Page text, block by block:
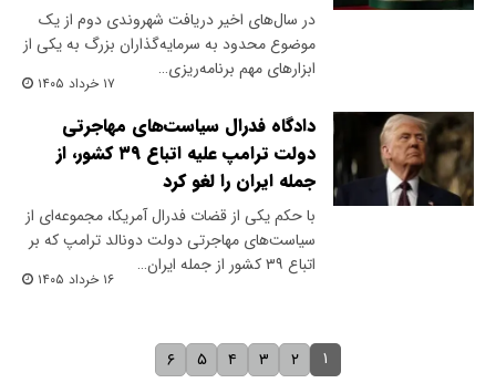
در سال‌های اخیر دریافت شهروندی دوم از یک
موضوع محدود به سرمایه‌گذاران بزرگ به یکی از
ابزارهای مهم برنامه‌ریزی…
۱۷ خرداد ۱۴۰۵
دادگاه فدرال سیاست‌های مهاجرتی
دولت ترامپ علیه اتباع ۳۹ کشور، از
جمله ایران را لغو کرد
با حکم یکی از قضات فدرال آمریکا، مجموعه‌ای از
سیاست‌های مهاجرتی دولت دونالد ترامپ که بر
اتباع ۳۹ کشور از جمله ایران…
۱۶ خرداد ۱۴۰۵
۱ ۲ ۳ ۴ ۵ ۶